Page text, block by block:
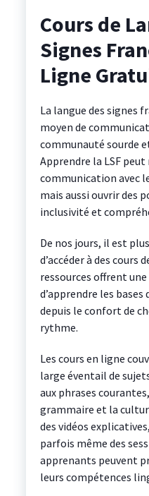
Cours de
Signes
Ligne
La langue des signes
moyen de
communauté sourde
Apprendre la LSF
communication avec
mais aussi ouvrir des
inclusivité et
De nos jours, il est
d’accéder à des cours
ressources offrent
d’apprendre les bases
depuis le confort de
rythme.
Les cours en ligne
large éventail de
aux phrases
grammaire et la
des vidéos
parfois même des
apprenants peuvent
leurs compétences